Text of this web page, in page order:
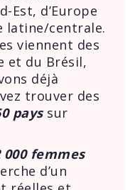
Est, d’Europe
latine/centrale.
viennent des
et du Brésil,
déjà
trouver des
payssur
000 femmes
d’un